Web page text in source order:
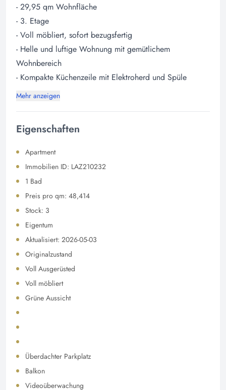
- 29,95 qm Wohnfläche
- 3. Etage
- Voll möbliert, sofort bezugsfertig
- Helle und luftige Wohnung mit gemütlichem
Wohnbereich
- Kompakte Küchenzeile mit Elektroherd und Spüle
Mehr anzeigen
Eigenschaften
Apartment
Immobilien ID: LAZ210232
1 Bad
Preis pro qm: 48,414
Stock: 3
Eigentum
Aktualisiert: 2026-05-03
Originalzustand
Voll Ausgerüsted
Voll möbliert
Grüne Aussicht
Überdachter Parkplatz
Balkon
Videoüberwachung